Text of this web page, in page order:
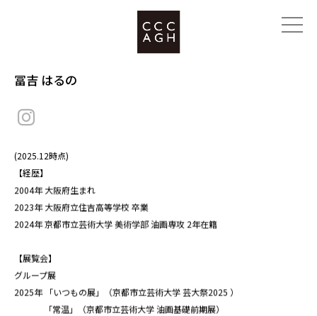
冨吉 はるの
(2025.12時点)
【経歴】
2004年 大阪府生まれ
2023年 大阪府立住吉高等学校 卒業
2024年 京都市立芸術大学 美術学部 油画専攻 2年在籍
【展覧会】
グループ展
2025年 「いつもの展」（京都市立芸術大学 芸大祭2025 ）
「常温」（京都市立芸術大学 油画基礎前期展）